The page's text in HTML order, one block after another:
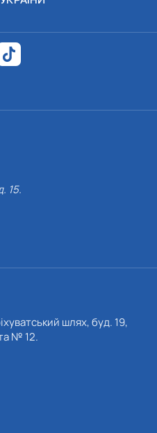
15.
шлях, буд. 19,
№ 12.